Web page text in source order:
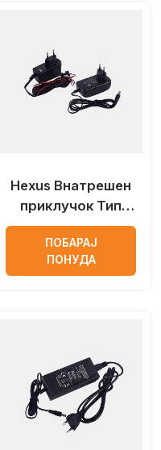
Hexus Внатрешен
приклучок Тип
Константен напон
LED напојување
ПОБАРАЈ
ПОНУДА